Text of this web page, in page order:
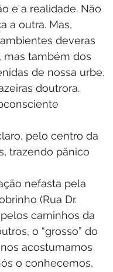
e a realidade. Não
a outra. Mas,
deveras
mas também dos
de nossa urbe.
doutrora.
pelo centro da
trazendo pânico
nefasta pela
(Rua Dr.
caminhos da
o “grosso” do
acostumamos
o conhecemos,